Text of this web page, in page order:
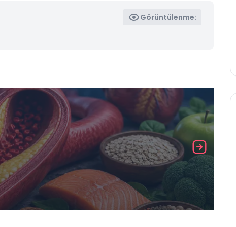
Görüntülenme: